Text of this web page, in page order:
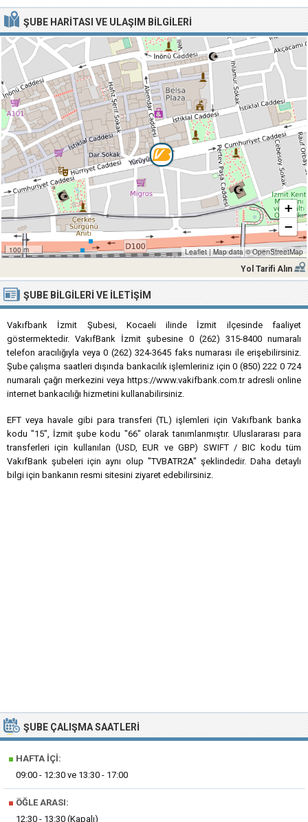
ŞUBE HARITASI VE ULAŞIM BILGILERI
100 m
+
−
Leaflet |Map data ©OpenStreetMap
Yol Tarifi Alın
ŞUBE BILGILERI VE İLETIŞIM
Vakıfbank İzmit Şubesi, Kocaeli ilinde İzmit ilçesinde faaliyet
göstermektedir. VakıfBank İzmit şubesine 0 (262) 315-8400 numaralı
telefon aracılığıyla veya 0 (262) 324-3645 faks numarası ile erişebilirsiniz.
Şube çalışma saatleri dışında bankacılık işlemleriniz için 0 (850) 222 0 724
numaralı çağrı merkezini veya https://www.vakifbank.com.tr adresli online
internet bankacılığı hizmetini kullanabilirsiniz.
EFT veya havale gibi para transferi (TL) işlemleri için Vakıfbank banka
kodu "15", İzmit şube kodu "66" olarak tanımlanmıştır. Uluslararası para
transferleri için kullanılan (USD, EUR ve GBP) SWIFT / BIC kodu tüm
VakıfBank şubeleri için aynı olup "TVBATR2A" şeklindedir. Daha detaylı
bilgi için bankanın resmi sitesini ziyaret edebilirsiniz.
ŞUBE ÇALIŞMA SAATLERI
■ HAFTA İÇI:
09:00 - 12:30 ve 13:30 - 17:00
■ ÖĞLE ARASI:
12:30 - 13:30 (Kapalı)